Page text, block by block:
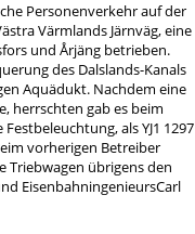
Personenverkehr auf der
Värmlands Järnväg, eine
und Årjäng betrieben.
des Dalslands-Kanals
Aquädukt. Nachdem eine
herrschten gab es beim
als YJ1 1297
vorherigen Betreiber
Triebwagen übrigens den
EisenbahningenieursCarl